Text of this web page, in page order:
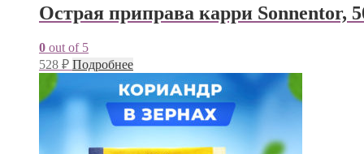
Острая приправа карри Sonnentor,
0 out of 5
528 ₽ Подробнее